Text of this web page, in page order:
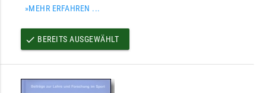
»MEHR ERFAHREN ...
done BEREITS AUSGEWÄHLT